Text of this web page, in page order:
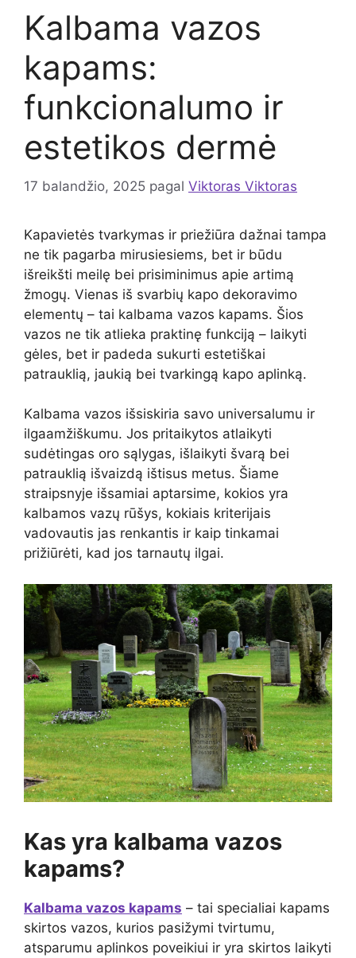
Kalbama vazos
kapams:
funkcionalumo ir
estetikos dermė
17 balandžio, 2025 pagal Viktoras Viktoras
Kapavietės tvarkymas ir priežiūra dažnai tampa
ne tik pagarba mirusiesiems, bet ir būdu
išreikšti meilę bei prisiminimus apie artimą
žmogų. Vienas iš svarbių kapo dekoravimo
elementų – tai kalbama vazos kapams. Šios
vazos ne tik atlieka praktinę funkciją – laikyti
gėles, bet ir padeda sukurti estetiškai
patrauklią, jaukią bei tvarkingą kapo aplinką.
Kalbama vazos išsiskiria savo universalumu ir
ilgaamžiškumu. Jos pritaikytos atlaikyti
sudėtingas oro sąlygas, išlaikyti švarą bei
patrauklią išvaizdą ištisus metus. Šiame
straipsnyje išsamiai aptarsime, kokios yra
kalbamos vazų rūšys, kokiais kriterijais
vadovautis jas renkantis ir kaip tinkamai
prižiūrėti, kad jos tarnautų ilgai.
Kas yra kalbama vazos
kapams?
Kalbama vazos kapams – tai specialiai kapams
skirtos vazos, kurios pasižymi tvirtumu,
atsparumu aplinkos poveikiui ir yra skirtos laikyti